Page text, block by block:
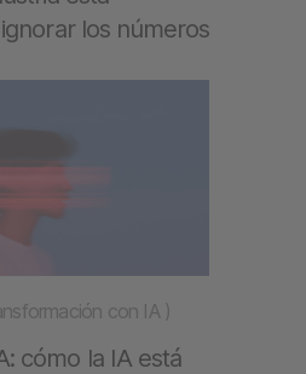
los números
con IA )
cómo la IA está